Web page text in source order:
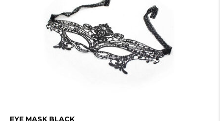
EYE MASK BLACK